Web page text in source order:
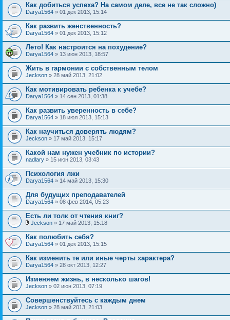
Как добиться успеха? На самом деле, все не так сложно)
Darya1564 » 01 дек 2013, 15:14
Как развить женственность?
Darya1564 » 01 дек 2013, 15:12
Лето! Как настроится на похудение?
Darya1564 » 13 июн 2013, 18:57
Жить в гармонии с собственным телом
Jeckson » 28 май 2013, 21:02
Как мотивировать ребенка к учебе?
Darya1564 » 14 сен 2013, 01:38
Как развить уверенность в себе?
Darya1564 » 18 июл 2013, 15:13
Как научиться доверять людям?
Jeckson » 17 май 2013, 15:17
Какой нам нужен учебник по истории?
nadlary » 15 июн 2013, 03:43
Психология лжи
Darya1564 » 14 май 2013, 15:30
Для будущих преподавателей
Darya1564 » 08 фев 2014, 05:23
Есть ли толк от чтения книг?
Jeckson » 17 май 2013, 15:18
Как полюбить себя?
Darya1564 » 01 дек 2013, 15:15
Как изменить те или иные черты характера?
Darya1564 » 28 окт 2013, 12:27
Изменяем жизнь, в несколько шагов!
Jeckson » 02 июн 2013, 07:19
Совершенствуйтесь с каждым днем
Jeckson » 28 май 2013, 21:03